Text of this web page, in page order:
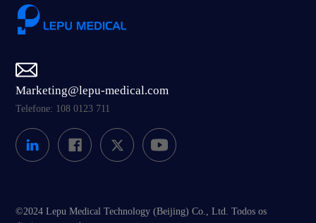
Marketing@lepu-medical.com
Telefone: 108 0123 711
©2024 Lepu Medical Technology (Beijing) Co., Ltd. Todos os